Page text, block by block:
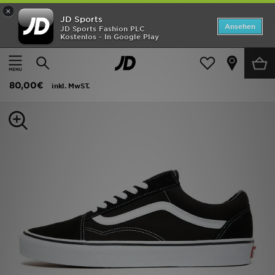
×
JD Sports
JD Sports Fashion PLC
Kostenlos - In Google Play
Ansehen
Startseite
Herren Herrenschuhe Sneakers
Vans Old Skool
80,00€
inkl. MwST.
Startseite
ANGEBOTE
Herren
JD Exklusives